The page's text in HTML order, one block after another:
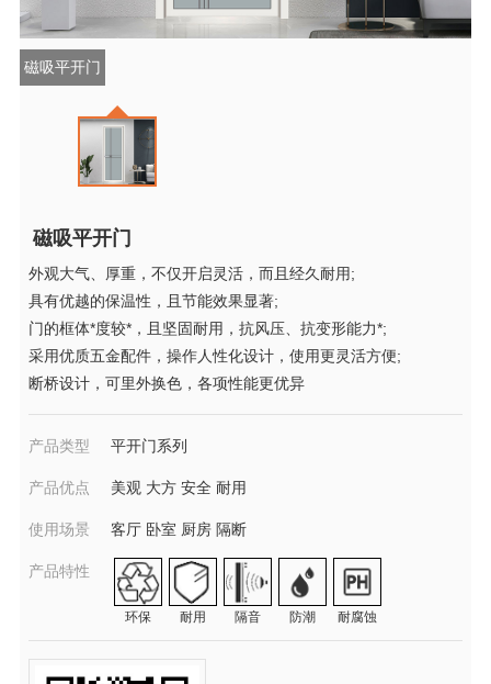
磁吸平开门
磁吸平开门
外观大气、厚重，不仅开启灵活，而且经久耐用;
具有优越的保温性，且节能效果显著;
门的框体*度较*，且坚固耐用，抗风压、抗变形能力*;
采用优质五金配件，操作人性化设计，使用更灵活方便;
断桥设计，可里外换色，各项性能更优异
产品类型 平开门系列
产品优点 美观 大方 安全 耐用
使用场景 客厅 卧室 厨房 隔断
产品特性
环保 耐用 隔音 防潮 耐腐蚀